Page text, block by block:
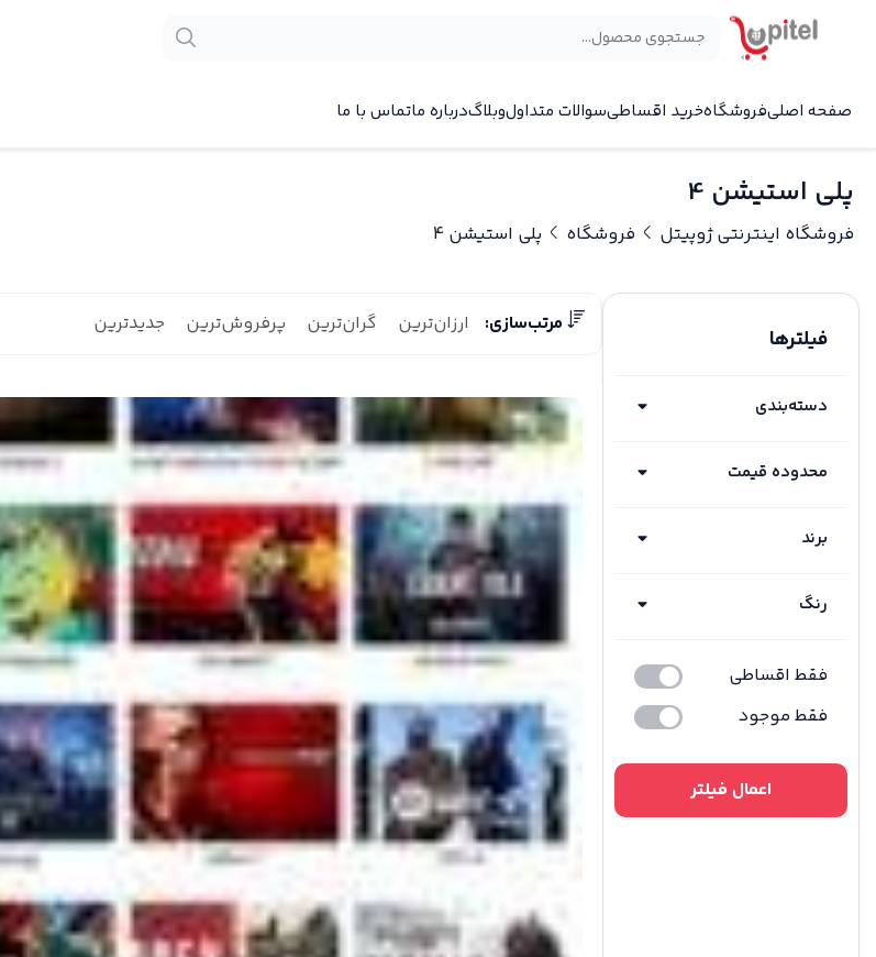
صفحه اصلیفروشگاهخرید اقساطیسوالات متداولوبلاگدرباره ماتماس با ما
پلی استیشن 4
فروشگاه اینترنتی ژوپیتل فروشگاه پلی استیشن 4
فیلترها
دسته‌بندی
محدوده قیمت
برند
رنگ
فقط اقساطی
فقط موجود
اعمال فیلتر
مرتب‌سازی: ارزان‌ترین گران‌ترین پرفروش‌ترین جدیدترین